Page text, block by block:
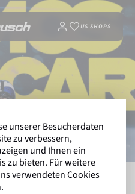
US SHOPS
BRATHEEN: "ICH
unserer Besucherdaten
zu verbessern,
und Ihnen ein
zu bieten. Für weitere
verwendeten Cookies